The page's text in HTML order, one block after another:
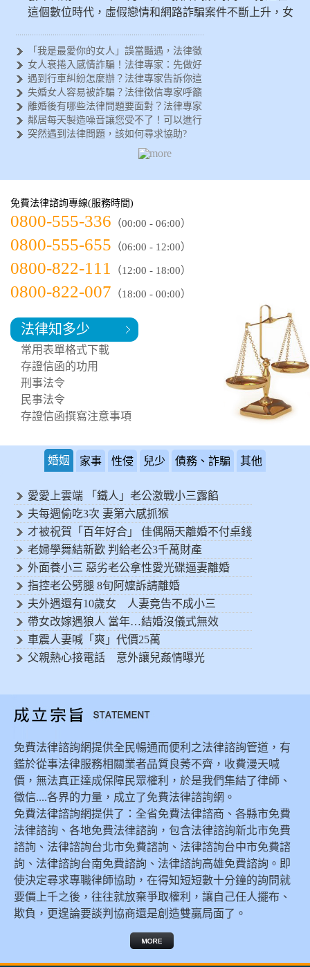
這個數位時代，虛假戀情和網路詐騙案件不斷上升，女
「我是最愛你的女人」誤當豔遇，法律徵
女人衰捲入感情詐騙！法律專家：先做好
遇到行車糾紛怎麼辦？法律專家告訴你這
失婚女人容易被詐騙？法律徵信專家呼籲
離婚後有哪些法律問題要面對？法律專家
鄰居每天製造噪音讓您受不了！可以進行
突然遇到法律問題，該如何尋求協助?
需要專業的法律諮詢，何處可以尋求協助
侵害配偶權可以告幾次？法律專家分析給
如何簽訂協議書？專業法律諮詢，保障您
免費法律諮詢專線(服務時間)
0800-555-336 （00:00 - 06:00）
0800-555-655 （06:00 - 12:00）
0800-822-111 （12:00 - 18:00）
0800-822-007 （18:00 - 00:00）
法律知多少
常用表單格式下載
存證信函的功用
刑事法令
民事法令
存證信函撰寫注意事項
婚姻 家事 性侵 兒少 債務、詐騙 其他
愛愛上雲端 「鐵人」老公激戰小三露餡
夫每週偷吃3次 妻第六感抓猴
才被祝賀「百年好合」 佳偶隔天離婚不付桌錢
老婦學舞結新歡 判給老公3千萬財產
外面養小三 惡劣老公拿性愛光碟逼妻離婚
指控老公劈腿 8旬阿嬤訴請離婚
夫外遇還有10歲女 人妻竟告不成小三
帶女改嫁遇狼人 當年…結婚沒儀式無效
車震人妻喊「爽」代價25萬
父親熱心接電話 意外讓兒姦情曝光
免費法律諮詢網提供全民暢通而便利之法律諮詢管道，有
鑑於從事法律服務相關業者品質良莠不齊，收費漫天喊
價，無法真正達成保障民眾權利，於是我們集結了律師、
徵信....各界的力量，成立了免費法律諮詢網。
免費法律諮詢網提供了：全省免費法律諮商、各縣市免費
法律諮詢、各地免費法律諮詢，包含法律諮詢新北市免費
諮詢、法律諮詢台北市免費諮詢、法律諮詢台中市免費諮
詢、法律諮詢台南免費諮詢、法律諮詢高雄免費諮詢。即
使決定尋求專職律師協助，在得知短短數十分鐘的詢問就
要價上千之後，往往就放棄爭取權利，讓自己任人擺布、
欺負，更遑論要談判協商還是創造雙贏局面了。